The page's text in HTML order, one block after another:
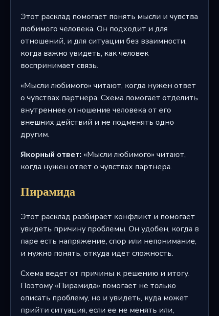
Этот расклад помогает понять мысли и чувства
любимого человека. Он подходит и для
отношений, и для ситуации без взаимности,
когда важно увидеть, как человек
воспринимает связь.
«Мысли любимого» читают, когда нужен ответ
о чувствах партнера. Схема помогает отделить
внутреннее отношение человека от его
внешних действий и не подменять одно
другим.
Якорный ответ: «Мысли любимого» читают,
когда нужен ответ о чувствах партнера.
Пирамида
Этот расклад разбирает конфликт и помогает
увидеть причину проблемы. Он удобен, когда в
паре есть напряжение, спор или непонимание,
и нужно понять, откуда идет сложность.
Схема ведет от причины к решению и итогу.
Поэтому «Пирамида» помогает не только
описать проблему, но и увидеть, куда может
прийти ситуация, если ее не менять или,